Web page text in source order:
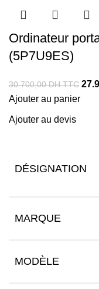
Ordinateur
(5P7U9ES)
30.700,00DH TTC
Ajouter au panier
Ajouter au devis
DÉSIGNATION
MARQUE
MODÈLE